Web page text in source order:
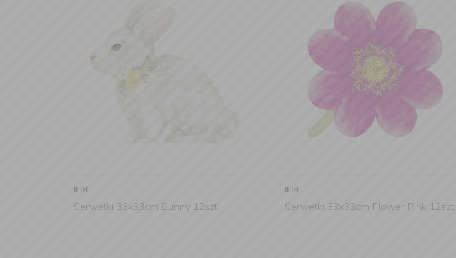
IHR
Serwetki 33x33cm Bunny 12szt.
IHR
Serwetki 33x33cm Flower Pink 12szt.